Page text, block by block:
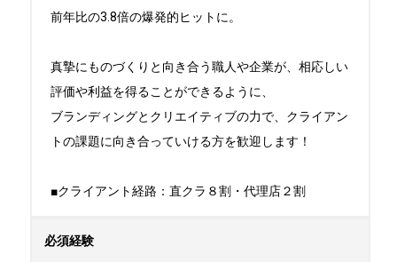
前年比の3.8倍の爆発的ヒットに。
真摯にものづくりと向き合う職人や企業が、相応しい
評価や利益を得ることができるように、
ブランディングとクリエイティブの力で、クライアン
トの課題に向き合っていける方を歓迎します！
■クライアント経路：直クラ８割・代理店２割
必須経験